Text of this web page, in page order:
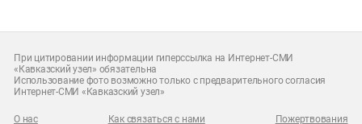
При цитировании информации гиперссылка на Интернет-СМИ
«Кавказский узел» обязательна
Использование фото возможно только с предварительного согласия
Интернет-СМИ «Кавказский узел»
О нас Как связаться с нами Пожертвования